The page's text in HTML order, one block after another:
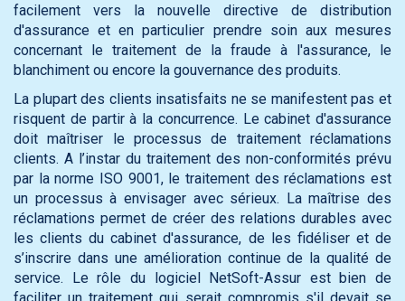
facilement vers la nouvelle directive de distribution
d'assurance et en particulier prendre soin aux mesures
concernant le traitement de la fraude à l'assurance, le
blanchiment ou encore la gouvernance des produits.
La plupart des clients insatisfaits ne se manifestent pas et
risquent de partir à la concurrence. Le cabinet d'assurance
doit maîtriser le processus de traitement réclamations
clients. A l’instar du traitement des non-conformités prévu
par la norme ISO 9001, le traitement des réclamations est
un processus à envisager avec sérieux. La maîtrise des
réclamations permet de créer des relations durables avec
les clients du cabinet d'assurance, de les fidéliser et de
s’inscrire dans une amélioration continue de la qualité de
service. Le rôle du logiciel NetSoft-Assur est bien de
faciliter un traitement qui serait compromis s'il devait se